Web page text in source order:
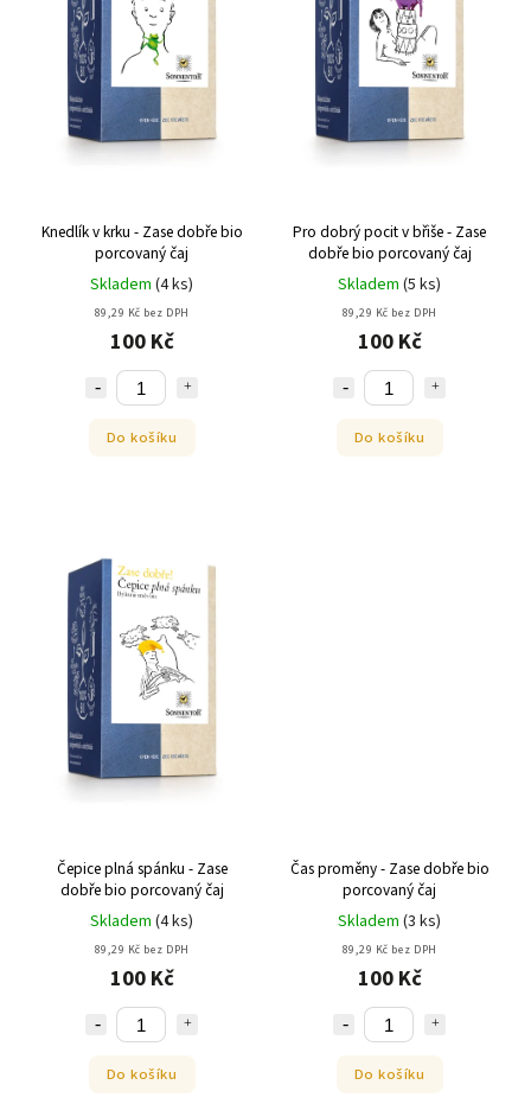
Knedlík v krku - Zase dobře bio
porcovaný čaj
Skladem (4 ks)
89,29 Kč bez DPH
100 Kč
Do košíku
Pro dobrý pocit v břiše - Zase
dobře bio porcovaný čaj
Skladem (5 ks)
89,29 Kč bez DPH
100 Kč
Do košíku
Čepice plná spánku - Zase
dobře bio porcovaný čaj
Skladem (4 ks)
89,29 Kč bez DPH
100 Kč
Do košíku
Čas proměny - Zase dobře bio
porcovaný čaj
Skladem (3 ks)
89,29 Kč bez DPH
100 Kč
Do košíku